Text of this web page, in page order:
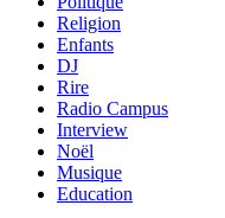
Religion
Enfants
DJ
Rire
Radio Campus
Interview
Noël
Musique
Education